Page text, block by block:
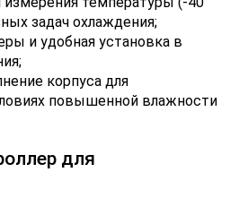
задач охлаждения;
и удобная установка в
корпуса для
повышенной влажности
для